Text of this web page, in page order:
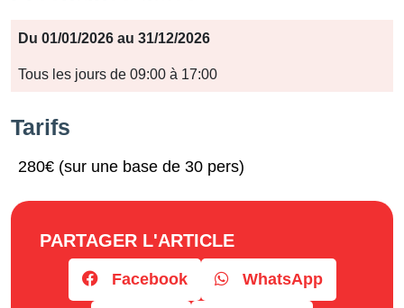
Période
Jours
Du 01/01/2026 au 31/12/2026
Tous les jours de 09:00 à 17:00
Tarifs
280€ (sur une base de 30 pers)
PARTAGER L'ARTICLE
Facebook WhatsApp